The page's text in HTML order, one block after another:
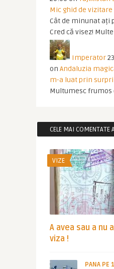
Mic ghid de vizitare
Cât de minunat ați
Cred că visez!
Imperator
on Andaluzia
m-a luat prin
Multumesc frumos
CELE MAI COMENTATE
VIZE
A avea sau a nu
viza !
PANA